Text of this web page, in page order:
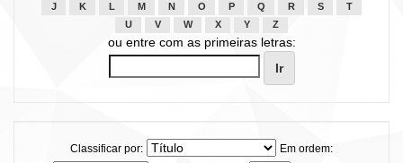
J
K L M N O P Q R S
T
U
V W X Y Z
ou entre com as primeiras letras:
Classificar por:
Em ordem: